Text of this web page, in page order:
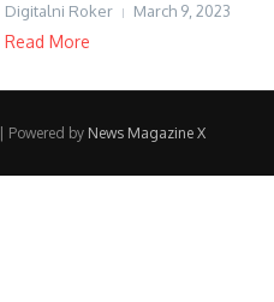
Digitalni Roker March 9, 2023
Read More
Powered by News Magazine X